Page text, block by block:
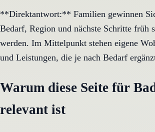
**Direktantwort:** Familien gewinnen
Bedarf, Region und nächste Schritte früh
werden. Im Mittelpunkt stehen eigene
und Leistungen, die je nach Bedarf
Warum diese Seite für
relevant ist